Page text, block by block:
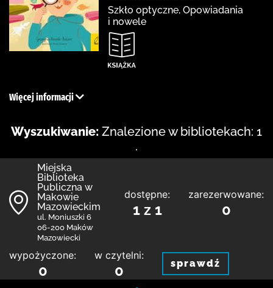
Szkło optyczne, Opowiadania
i nowele
Więcej informacji
Wyszukiwanie: Znalezione w bibliotekach: 1
.
Miejska
Biblioteka
Publiczna w
Makowie
Mazowieckim
ul. Moniuszki 6
06-200 Maków
Mazowiecki
dostępne:
1 z 1
zarezerwowane:
0
wypożyczone:
0
w czytelni:
0 sprawdź